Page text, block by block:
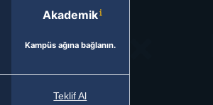
Akademik
Kampüs ağına bağlanın.
Teklif Al